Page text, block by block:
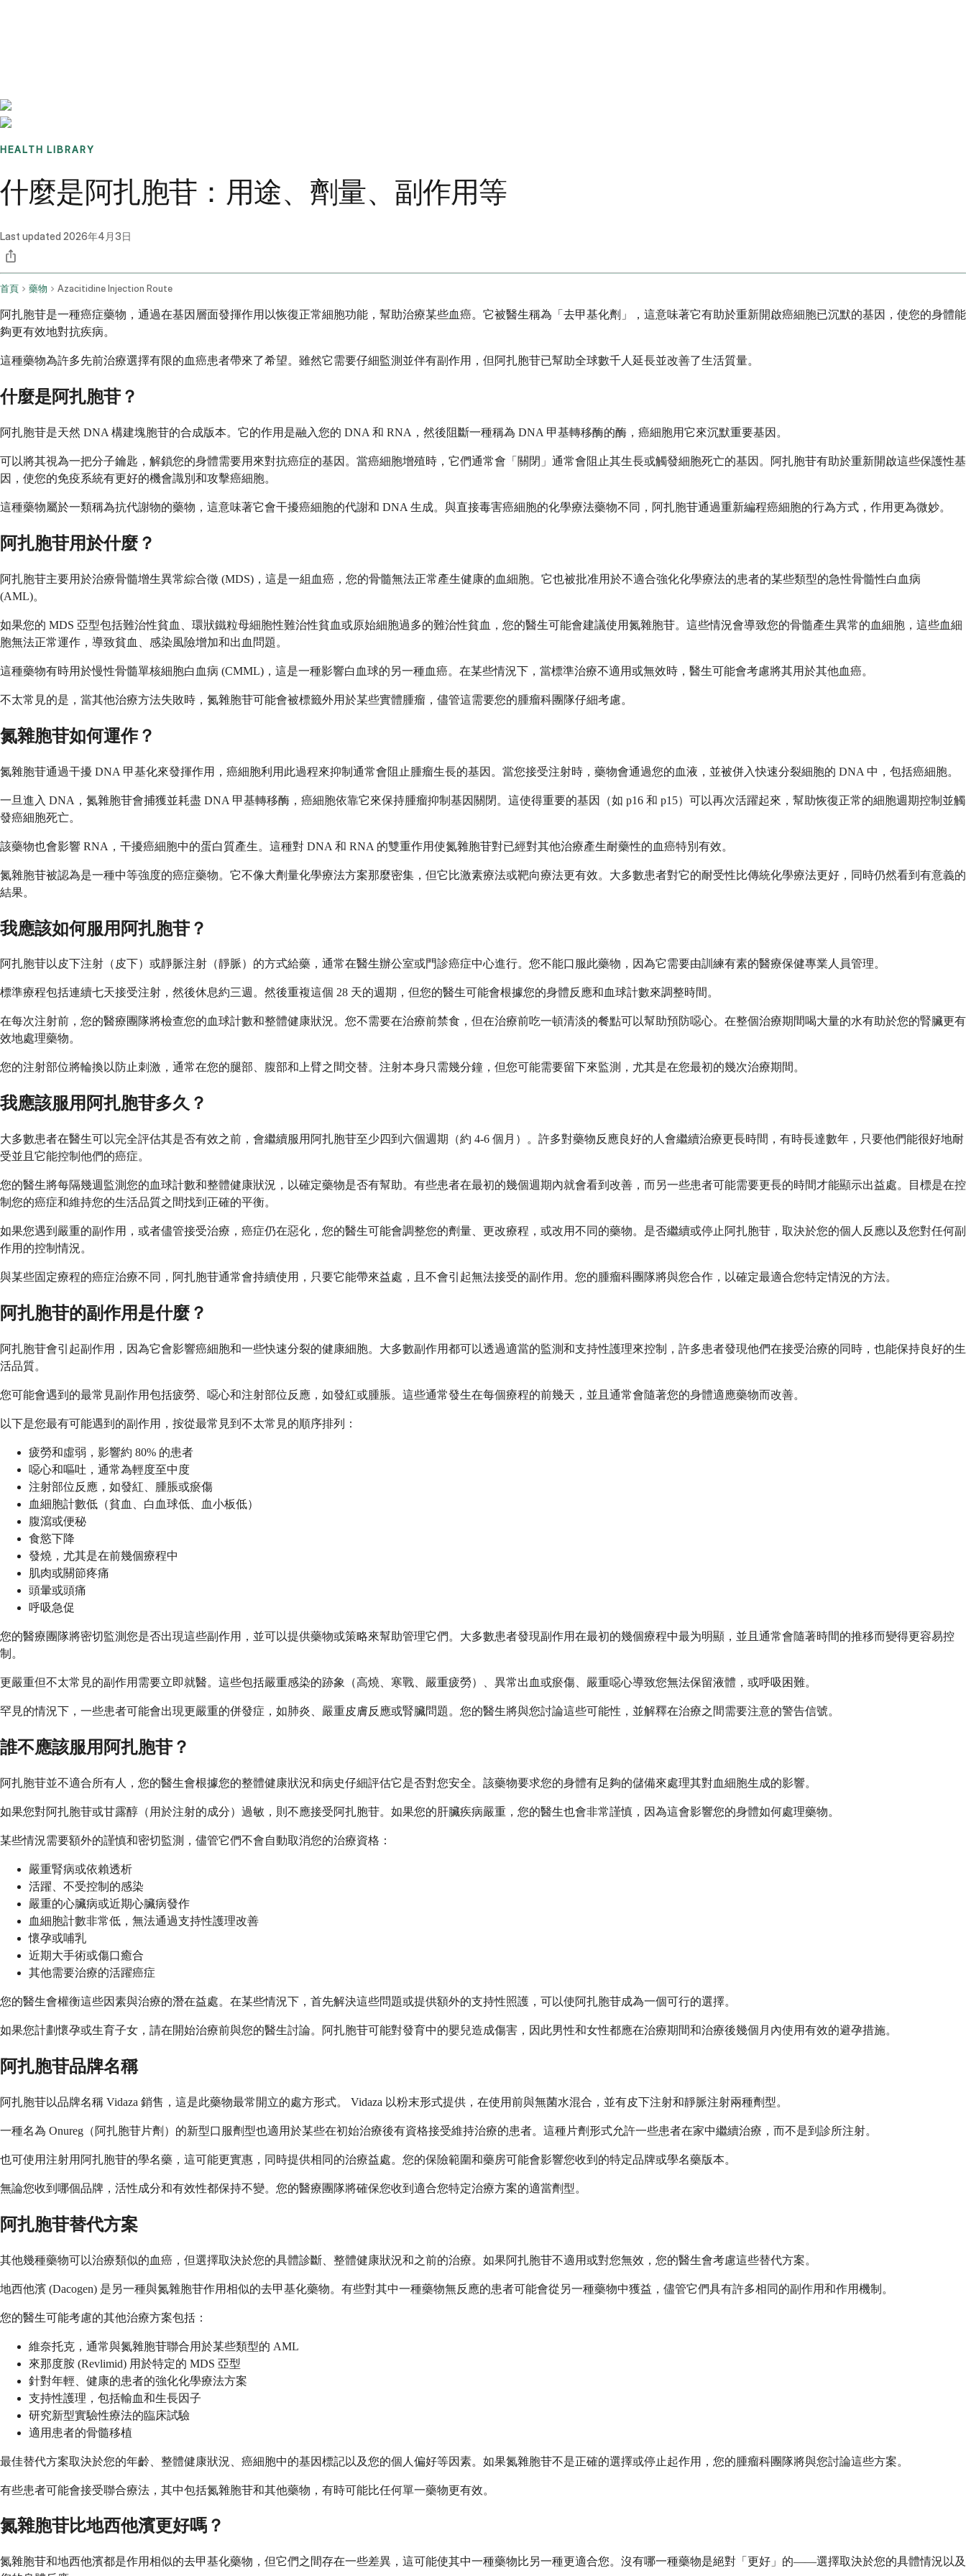
HEALTH LIBRARY
什麼是阿扎胞苷：用途、劑量、副作用等
Last updated 2026年4月3日
首頁 藥物 Azacitidine Injection Route
阿扎胞苷是一種癌症藥物，通過在基因層面發揮作用以恢復正常細胞功能，幫助治療某些血癌。它被醫生稱為「去甲基化劑」，這意味著它有助於重新開啟癌細胞已沉默的基因，使您的身體能
夠更有效地對抗疾病。
這種藥物為許多先前治療選擇有限的血癌患者帶來了希望。雖然它需要仔細監測並伴有副作用，但阿扎胞苷已幫助全球數千人延長並改善了生活質量。
什麼是阿扎胞苷？
阿扎胞苷是天然 DNA 構建塊胞苷的合成版本。它的作用是融入您的 DNA 和 RNA，然後阻斷一種稱為 DNA 甲基轉移酶的酶，癌細胞用它來沉默重要基因。
可以將其視為一把分子鑰匙，解鎖您的身體需要用來對抗癌症的基因。當癌細胞增殖時，它們通常會「關閉」通常會阻止其生長或觸發細胞死亡的基因。阿扎胞苷有助於重新開啟這些保護性基
因，使您的免疫系統有更好的機會識別和攻擊癌細胞。
這種藥物屬於一類稱為抗代謝物的藥物，這意味著它會干擾癌細胞的代謝和 DNA 生成。與直接毒害癌細胞的化學療法藥物不同，阿扎胞苷通過重新編程癌細胞的行為方式，作用更為微妙。
阿扎胞苷用於什麼？
阿扎胞苷主要用於治療骨髓增生異常綜合徵 (MDS)，這是一組血癌，您的骨髓無法正常產生健康的血細胞。它也被批准用於不適合強化化學療法的患者的某些類型的急性骨髓性白血病
(AML)。
如果您的 MDS 亞型包括難治性貧血、環狀鐵粒母細胞性難治性貧血或原始細胞過多的難治性貧血，您的醫生可能會建議使用氮雜胞苷。這些情況會導致您的骨髓產生異常的血細胞，這些血細
胞無法正常運作，導致貧血、感染風險增加和出血問題。
這種藥物有時用於慢性骨髓單核細胞白血病 (CMML)，這是一種影響白血球的另一種血癌。在某些情況下，當標準治療不適用或無效時，醫生可能會考慮將其用於其他血癌。
不太常見的是，當其他治療方法失敗時，氮雜胞苷可能會被標籤外用於某些實體腫瘤，儘管這需要您的腫瘤科團隊仔細考慮。
氮雜胞苷如何運作？
氮雜胞苷通過干擾 DNA 甲基化來發揮作用，癌細胞利用此過程來抑制通常會阻止腫瘤生長的基因。當您接受注射時，藥物會通過您的血液，並被併入快速分裂細胞的 DNA 中，包括癌細胞。
一旦進入 DNA，氮雜胞苷會捕獲並耗盡 DNA 甲基轉移酶，癌細胞依靠它來保持腫瘤抑制基因關閉。這使得重要的基因（如 p16 和 p15）可以再次活躍起來，幫助恢復正常的細胞週期控制並觸
發癌細胞死亡。
該藥物也會影響 RNA，干擾癌細胞中的蛋白質產生。這種對 DNA 和 RNA 的雙重作用使氮雜胞苷對已經對其他治療產生耐藥性的血癌特別有效。
氮雜胞苷被認為是一種中等強度的癌症藥物。它不像大劑量化學療法方案那麼密集，但它比激素療法或靶向療法更有效。大多數患者對它的耐受性比傳統化學療法更好，同時仍然看到有意義的
結果。
我應該如何服用阿扎胞苷？
阿扎胞苷以皮下注射（皮下）或靜脈注射（靜脈）的方式給藥，通常在醫生辦公室或門診癌症中心進行。您不能口服此藥物，因為它需要由訓練有素的醫療保健專業人員管理。
標準療程包括連續七天接受注射，然後休息約三週。然後重複這個 28 天的週期，但您的醫生可能會根據您的身體反應和血球計數來調整時間。
在每次注射前，您的醫療團隊將檢查您的血球計數和整體健康狀況。您不需要在治療前禁食，但在治療前吃一頓清淡的餐點可以幫助預防噁心。在整個治療期間喝大量的水有助於您的腎臟更有
效地處理藥物。
您的注射部位將輪換以防止刺激，通常在您的腿部、腹部和上臂之間交替。注射本身只需幾分鐘，但您可能需要留下來監測，尤其是在您最初的幾次治療期間。
我應該服用阿扎胞苷多久？
大多數患者在醫生可以完全評估其是否有效之前，會繼續服用阿扎胞苷至少四到六個週期（約 4-6 個月）。許多對藥物反應良好的人會繼續治療更長時間，有時長達數年，只要他們能很好地耐
受並且它能控制他們的癌症。
您的醫生將每隔幾週監測您的血球計數和整體健康狀況，以確定藥物是否有幫助。有些患者在最初的幾個週期內就會看到改善，而另一些患者可能需要更長的時間才能顯示出益處。目標是在控
制您的癌症和維持您的生活品質之間找到正確的平衡。
如果您遇到嚴重的副作用，或者儘管接受治療，癌症仍在惡化，您的醫生可能會調整您的劑量、更改療程，或改用不同的藥物。是否繼續或停止阿扎胞苷，取決於您的個人反應以及您對任何副
作用的控制情況。
與某些固定療程的癌症治療不同，阿扎胞苷通常會持續使用，只要它能帶來益處，且不會引起無法接受的副作用。您的腫瘤科團隊將與您合作，以確定最適合您特定情況的方法。
阿扎胞苷的副作用是什麼？
阿扎胞苷會引起副作用，因為它會影響癌細胞和一些快速分裂的健康細胞。大多數副作用都可以透過適當的監測和支持性護理來控制，許多患者發現他們在接受治療的同時，也能保持良好的生
活品質。
您可能會遇到的最常見副作用包括疲勞、噁心和注射部位反應，如發紅或腫脹。這些通常發生在每個療程的前幾天，並且通常會隨著您的身體適應藥物而改善。
以下是您最有可能遇到的副作用，按從最常見到不太常見的順序排列：
疲勞和虛弱，影響約 80% 的患者
噁心和嘔吐，通常為輕度至中度
注射部位反應，如發紅、腫脹或瘀傷
血細胞計數低（貧血、白血球低、血小板低）
腹瀉或便秘
食慾下降
發燒，尤其是在前幾個療程中
肌肉或關節疼痛
頭暈或頭痛
呼吸急促
您的醫療團隊將密切監測您是否出現這些副作用，並可以提供藥物或策略來幫助管理它們。大多數患者發現副作用在最初的幾個療程中最为明顯，並且通常會隨著時間的推移而變得更容易控
制。
更嚴重但不太常見的副作用需要立即就醫。這些包括嚴重感染的跡象（高燒、寒戰、嚴重疲勞）、異常出血或瘀傷、嚴重噁心導致您無法保留液體，或呼吸困難。
罕見的情況下，一些患者可能會出現更嚴重的併發症，如肺炎、嚴重皮膚反應或腎臟問題。您的醫生將與您討論這些可能性，並解釋在治療之間需要注意的警告信號。
誰不應該服用阿扎胞苷？
阿扎胞苷並不適合所有人，您的醫生會根據您的整體健康狀況和病史仔細評估它是否對您安全。該藥物要求您的身體有足夠的儲備來處理其對血細胞生成的影響。
如果您對阿扎胞苷或甘露醇（用於注射的成分）過敏，則不應接受阿扎胞苷。如果您的肝臟疾病嚴重，您的醫生也會非常謹慎，因為這會影響您的身體如何處理藥物。
某些情況需要額外的謹慎和密切監測，儘管它們不會自動取消您的治療資格：
嚴重腎病或依賴透析
活躍、不受控制的感染
嚴重的心臟病或近期心臟病發作
血細胞計數非常低，無法通過支持性護理改善
懷孕或哺乳
近期大手術或傷口癒合
其他需要治療的活躍癌症
您的醫生會權衡這些因素與治療的潛在益處。在某些情況下，首先解決這些問題或提供額外的支持性照護，可以使阿扎胞苷成為一個可行的選擇。
如果您計劃懷孕或生育子女，請在開始治療前與您的醫生討論。阿扎胞苷可能對發育中的嬰兒造成傷害，因此男性和女性都應在治療期間和治療後幾個月內使用有效的避孕措施。
阿扎胞苷品牌名稱
阿扎胞苷以品牌名稱 Vidaza 銷售，這是此藥物最常開立的處方形式。 Vidaza 以粉末形式提供，在使用前與無菌水混合，並有皮下注射和靜脈注射兩種劑型。
一種名為 Onureg（阿扎胞苷片劑）的新型口服劑型也適用於某些在初始治療後有資格接受維持治療的患者。這種片劑形式允許一些患者在家中繼續治療，而不是到診所注射。
也可使用注射用阿扎胞苷的學名藥，這可能更實惠，同時提供相同的治療益處。您的保險範圍和藥房可能會影響您收到的特定品牌或學名藥版本。
無論您收到哪個品牌，活性成分和有效性都保持不變。您的醫療團隊將確保您收到適合您特定治療方案的適當劑型。
阿扎胞苷替代方案
其他幾種藥物可以治療類似的血癌，但選擇取決於您的具體診斷、整體健康狀況和之前的治療。如果阿扎胞苷不適用或對您無效，您的醫生會考慮這些替代方案。
地西他濱 (Dacogen) 是另一種與氮雜胞苷作用相似的去甲基化藥物。有些對其中一種藥物無反應的患者可能會從另一種藥物中獲益，儘管它們具有許多相同的副作用和作用機制。
您的醫生可能考慮的其他治療方案包括：
維奈托克，通常與氮雜胞苷聯合用於某些類型的 AML
來那度胺 (Revlimid) 用於特定的 MDS 亞型
針對年輕、健康的患者的強化化學療法方案
支持性護理，包括輸血和生長因子
研究新型實驗性療法的臨床試驗
適用患者的骨髓移植
最佳替代方案取決於您的年齡、整體健康狀況、癌細胞中的基因標記以及您的個人偏好等因素。如果氮雜胞苷不是正確的選擇或停止起作用，您的腫瘤科團隊將與您討論這些方案。
有些患者可能會接受聯合療法，其中包括氮雜胞苷和其他藥物，有時可能比任何單一藥物更有效。
氮雜胞苷比地西他濱更好嗎？
氮雜胞苷和地西他濱都是作用相似的去甲基化藥物，但它們之間存在一些差異，這可能使其中一種藥物比另一種更適合您。沒有哪一種藥物是絕對「更好」的——選擇取決於您的具體情況以及